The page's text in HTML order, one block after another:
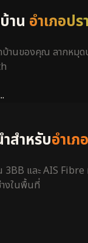
าน อำเภอปร
านของคุณ ลากหมุด
สำหรับอำเภ
3BB และ AIS
งในพื้นที่